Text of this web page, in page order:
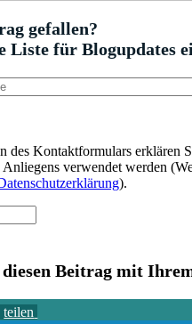
gefallen?
Liste für Blogupdates
des Kontaktformulars erklären
verwendet werden
).
Beitrag mit
teilen